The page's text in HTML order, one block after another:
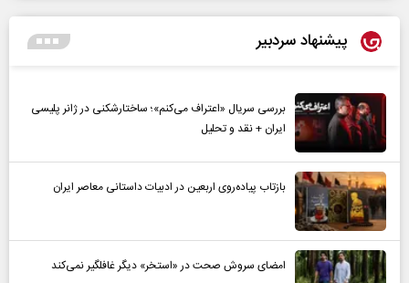
پیشنهاد سردبیر
بررسی سریال «اعتراف می‌کنم»؛ ساختارشکنی در ژانر پلیسی
ایران + نقد و تحلیل
بازتاب پیاده‌روی اربعین در ادبیات داستانی معاصر ایران
امضای سروش صحت در «استخر» دیگر غافلگیر نمی‌کند